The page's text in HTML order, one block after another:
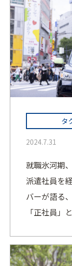
タ
2024.7.31
就職氷河期
派遣社員を
バーが語る
「正社員」